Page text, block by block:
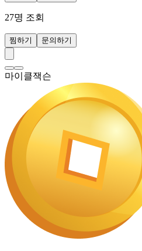
27명 조회
찜하기 문의하기
마이클잭슨